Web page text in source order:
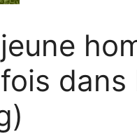
dans